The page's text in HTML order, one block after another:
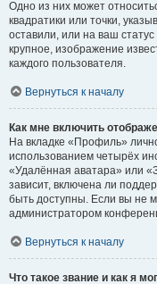
Одно из них может
квадратики или точки,
оставили, или на ваш
крупное, изображение
каждого пользователя.
Вернуться к началу
Как мне включить
На вкладке «Профиль»
использованием четырёх
«Удалённая аватара» или
зависит, включена ли
быть доступны. Если вы не
администратором
Вернуться к началу
Что такое звание и как я